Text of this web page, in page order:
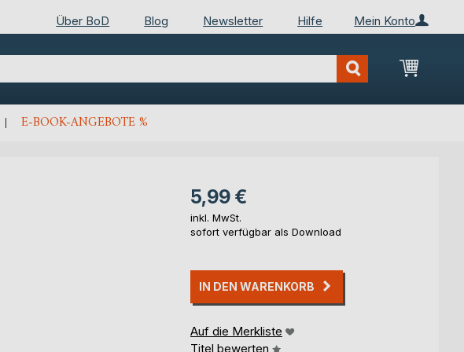
Mein Konto
Über BoD Blog Newsletter Hilfe
Mein
E-BOOK-ANGEBOTE %
5,99 €
inkl. MwSt.
sofort verfügbar als Download
IN DEN WARENKORB
Auf die Merkliste
Titel bewerten